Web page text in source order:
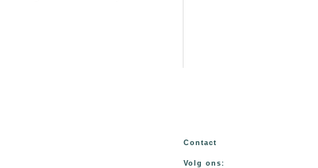
Contact
Volg ons: